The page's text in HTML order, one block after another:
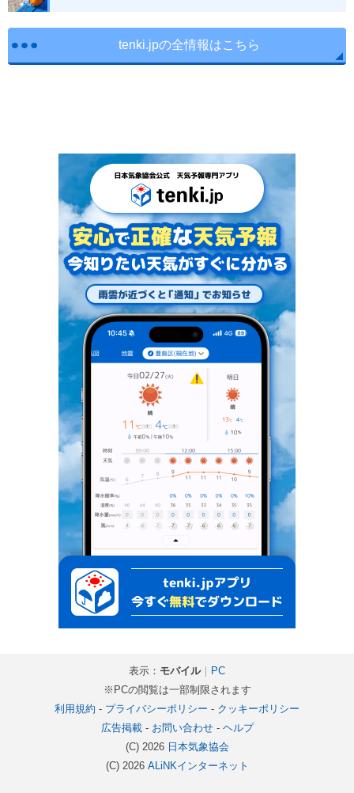
tenki.jpの全情報はこちら
表示： モバイル｜
PC
※PCの閲覧は一部制限されます
利用規約 - プライバシーポリシー - クッキーポリシー
広告掲載- お問い合わせ- ヘルプ
(C) 2026 日本気象協会
(C) 2026 ALiNKインターネット